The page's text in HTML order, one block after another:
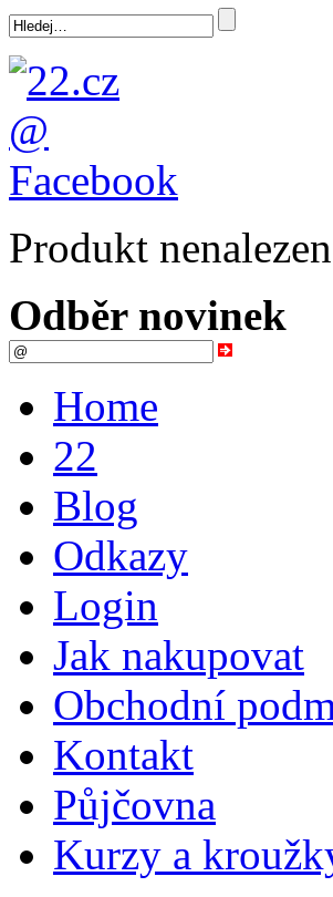
Produkt nenalezen
Odběr novinek
Home
22
Blog
Odkazy
Login
Jak nakupovat
Obchodní
Kontakt
Půjčovna
Kurzy a